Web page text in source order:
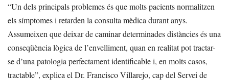
“Un dels principals problemes és que molts pacients normalitzen
els símptomes i retarden la consulta mèdica durant anys.
Assumeixen que deixar de caminar determinades distàncies és una
conseqüència lògica de l’envelliment, quan en realitat pot tractar-
se d’una patologia perfectament identificable i, en molts casos,
tractable”, explica el Dr. Francisco Villarejo, cap del Servei de